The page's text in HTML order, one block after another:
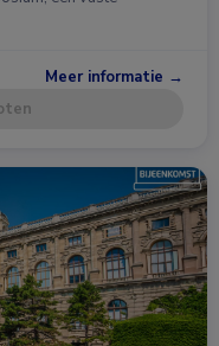
Meer informatie →